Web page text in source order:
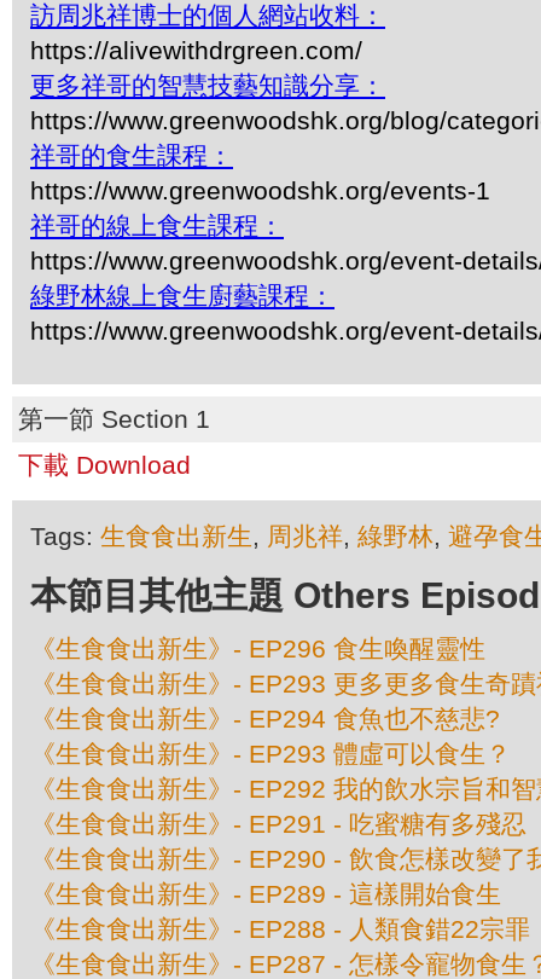
訪周兆祥博士的個人網站收料：
https://alivewithdrgreen.com/
更多祥哥的智慧技藝知識分享：
https://www.greenwoodshk.org/blog/
祥哥的食生課程：
https://www.greenwoodshk.org/events-1
祥哥的線上食生課程：
https://www.greenwoodshk.org/event-
綠野林線上食生廚藝課程：
https://www.greenwoodshk.org/event-
第一節 Section 1
下載 Download
Tags: 生食食出新生, 周兆祥, 綠野林, 避孕食
本節目其他主題 Others
《生食食出新生》- EP296 食生喚醒靈性
《生食食出新生》- EP293 更多更多食生奇
《生食食出新生》- EP294 食魚也不慈悲?
《生食食出新生》- EP293 體虛可以食生？
《生食食出新生》- EP292 我的飲水宗旨和
《生食食出新生》- EP291 - 吃蜜糖有多殘忍
《生食食出新生》- EP290 - 飲食怎樣改變了
《生食食出新生》- EP289 - 這樣開始食生
《生食食出新生》- EP288 - 人類食錯22宗罪
《生食食出新生》- EP287 - 怎樣令寵物食生